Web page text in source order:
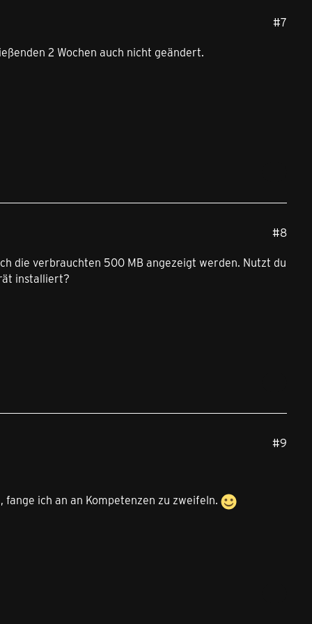
#7
2 Wochen auch nicht geändert.
#8
die verbrauchten 500 MB angezeigt werden. Nutzt du
installiert?
#9
ich an an Kompetenzen zu zweifeln.